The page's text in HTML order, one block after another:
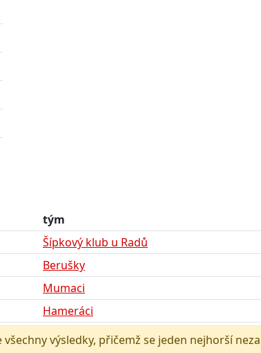
tým
Šípkový klub u Radů
Berušky
Mumaci
Hameráci
všechny výsledky, přičemž se jeden nejhorší